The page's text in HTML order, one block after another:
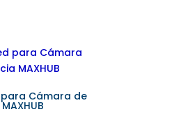
Cámara de